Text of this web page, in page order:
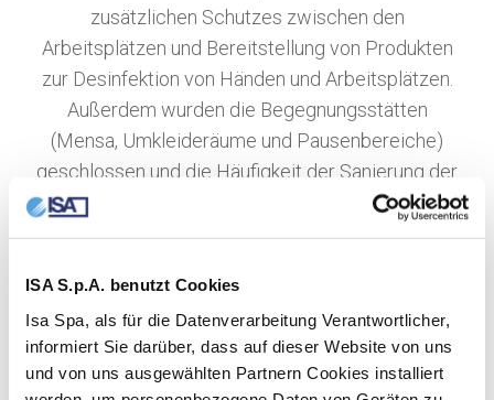
ISA S.p.A. benutzt Cookies
Isa Spa, als für die Datenverarbeitung Verantwortlicher,
informiert Sie darüber, dass auf dieser Website von uns
und von uns ausgewählten Partnern Cookies installiert
zusätzlichen Schutzes zwischen den
Arbeitsplätzen und Bereitstellung von Produkten
zur Desinfektion von Händen und Arbeitsplätzen.
Außerdem wurden die Begegnungsstätten
(Mensa, Umkleideräume und Pausenbereiche)
geschlossen und die Häufigkeit der Sanierung der
Toiletten mit der Einführung eines Quotenzugangs
durch ein Ampelsystem erhöht.